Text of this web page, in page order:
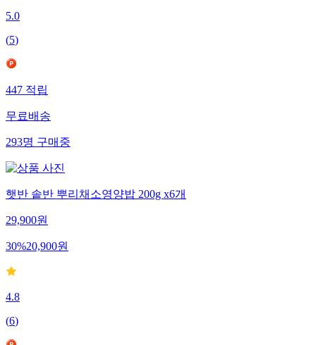
5.0
(5)
447적립
무료배송
293명구매중
햇반 솥반 뿌리채소영양밥 200g x6개
29,900원
30%20,900원
4.8
(6)